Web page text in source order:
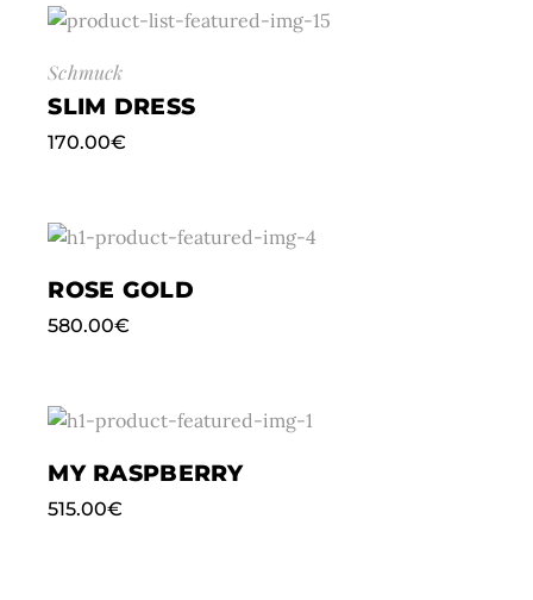
Schmuck
SLIM DRESS
170.00€
ROSE GOLD
580.00€
MY RASPBERRY
515.00€